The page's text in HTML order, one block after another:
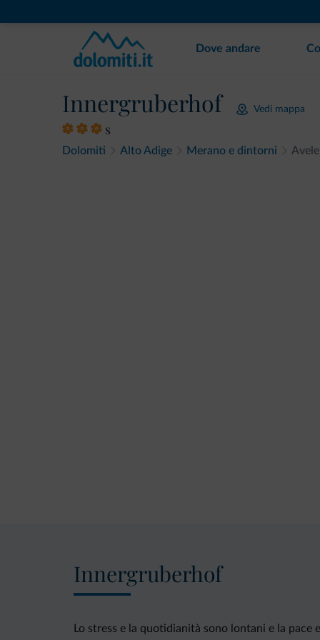
Dove andare
Innergruberhof Vedi mappa
s
Dolomiti Alto Adige Merano e dintorni
Innergruberhof
Lo stress e la quotidianità sono lontani e la